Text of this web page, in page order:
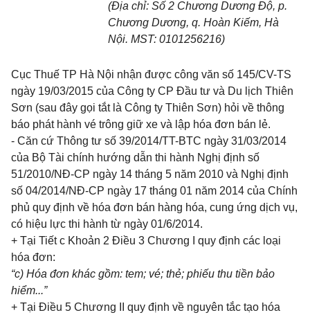
(Địa chỉ: Số 2 Chương Dương Độ, p.
Chương Dương, q. Hoàn Kiếm, Hà
Nội. MST: 0101256216)
Cục Thuế TP Hà Nội nhận được công văn số 145/CV-TS
ngày 19/03/2015 của Công ty CP Đầu tư và Du lịch Thiên
Sơn (sau đây gọi tắt là Công ty Thiên Sơn) hỏi về thông
báo phát hành vé trông giữ xe và lập hóa đơn bán lẻ.
- Căn cứ Thông tư số 39/2014/TT-BTC ngày 31/03/2014
của Bộ Tài chính hướng dẫn thi hành Nghị định số
51/2010/NĐ-CP ngày 14 tháng 5 năm 2010 và Nghị định
số 04/2014/NĐ-CP ngày 17 tháng 01 năm 2014 của Chính
phủ quy định về hóa đơn bán hàng hóa, cung ứng dịch vụ,
có hiệu lực thi hành từ ngày 01/6/2014.
+ Tại Tiết c Khoản 2 Điều 3 Chương I quy định các loại
hóa đơn:
“c) Hóa đơn khác gồm: tem; vé; thẻ; phiếu thu tiền bảo
hiểm...”
+ Tại Điều 5 Chương II quy định về nguyên tắc tạo hóa